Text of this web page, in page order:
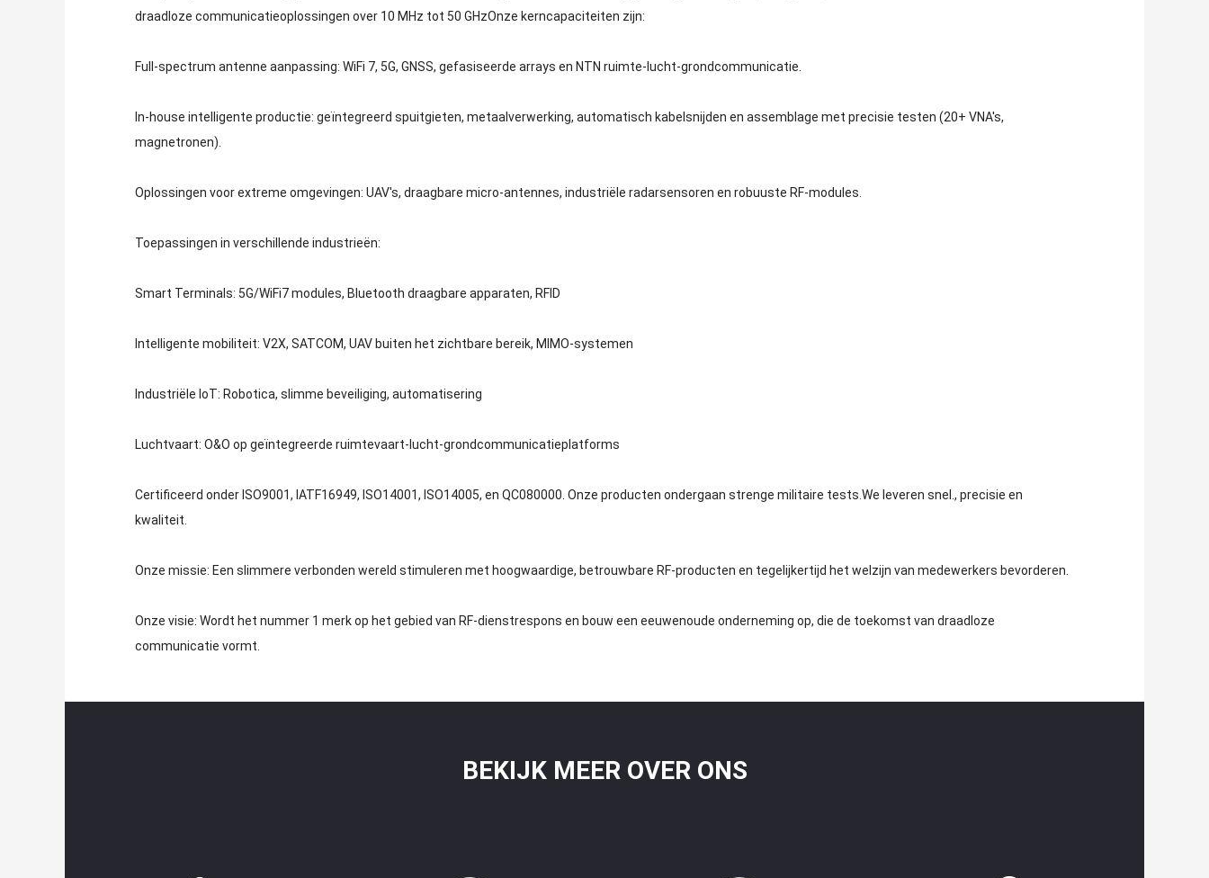
draadloze communicatieoplossingen over 10 MHz tot 50 GHzOnze kerncapaciteiten zijn:
Full-spectrum antenne aanpassing: WiFi 7, 5G, GNSS, gefasiseerde arrays en NTN ruimte-lucht-grondcommunicatie.
In-house intelligente productie: geïntegreerd spuitgieten, metaalverwerking, automatisch kabelsnijden en assemblage met precisie testen (20+ VNA's,
magnetronen).
Oplossingen voor extreme omgevingen: UAV's, draagbare micro-antennes, industriële radarsensoren en robuuste RF-modules.
Toepassingen in verschillende industrieën:
Smart Terminals: 5G/WiFi7 modules, Bluetooth draagbare apparaten, RFID
Intelligente mobiliteit: V2X, SATCOM, UAV buiten het zichtbare bereik, MIMO-systemen
Industriële IoT: Robotica, slimme beveiliging, automatisering
Luchtvaart: O&O op geïntegreerde ruimtevaart-lucht-grondcommunicatieplatforms
Certificeerd onder ISO9001, IATF16949, ISO14001, ISO14005, en QC080000. Onze producten ondergaan strenge militaire tests.We leveren snel., precisie en
kwaliteit.
Onze missie: Een slimmere verbonden wereld stimuleren met hoogwaardige, betrouwbare RF-producten en tegelijkertijd het welzijn van medewerkers bevorderen.
Onze visie: Wordt het nummer 1 merk op het gebied van RF-dienstrespons en bouw een eeuwenoude onderneming op, die de toekomst van draadloze
communicatie vormt.
BEKIJK MEER OVER ONS